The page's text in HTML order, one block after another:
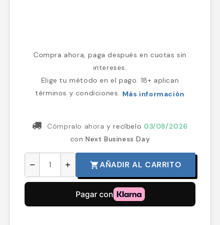
Compra ahora, paga después en cuotas sin
intereses.
Elige tu método en el pago. 18+ aplican
términos y condiciones. Más información
Cómpralo ahoray recíbelo 03/08/2026
conNext Business Day
remove add shopping_cartAÑADIR AL CARRITO